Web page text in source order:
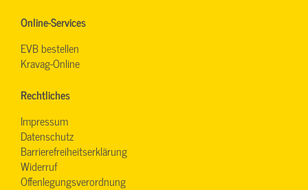
Online-Services
EVB bestellen
Kravag-Online
Rechtliches
Impressum
Datenschutz
Barrierefreiheitserklärung
Widerruf
Offenlegungsverordnung